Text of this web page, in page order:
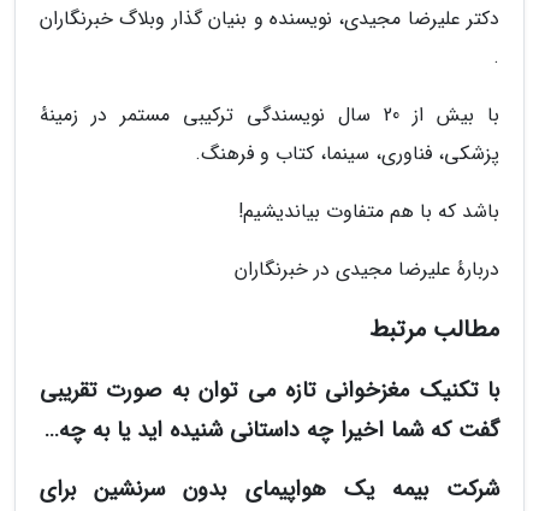
دکتر علیرضا مجیدی، نویسنده و بنیان گذار وبلاگ خبرنگاران
.
با بیش از 20 سال نویسندگی ترکیبی مستمر در زمینهٔ
پزشکی، فناوری، سینما، کتاب و فرهنگ.
باشد که با هم متفاوت بیاندیشیم!
دربارهٔ علیرضا مجیدی در خبرنگاران
مطالب مرتبط
با تکنیک مغزخوانی تازه می توان به صورت تقریبی
گفت که شما اخیرا چه داستانی شنیده اید یا به چه…
شرکت بیمه یک هواپیمای بدون سرنشین برای